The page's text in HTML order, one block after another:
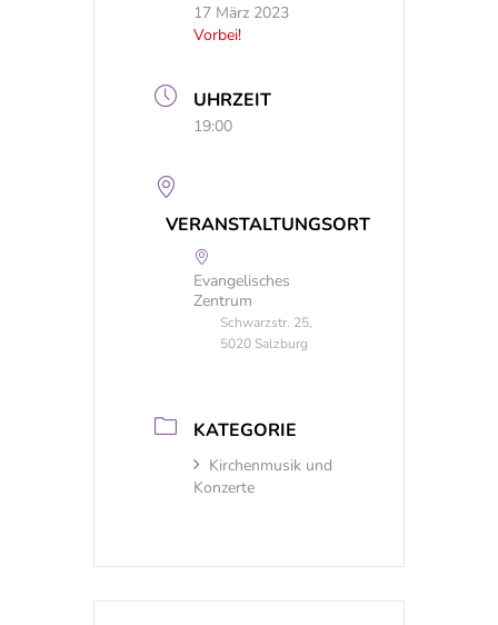
17 März 2023
Vorbei!
UHRZEIT
19:00
VERANSTALTUNGSORT
Evangelisches
Zentrum
Schwarzstr. 25,
5020 Salzburg
KATEGORIE
Kirchenmusik und
Konzerte